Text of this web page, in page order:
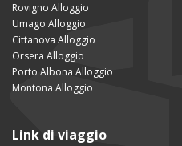
Rovigno Alloggio
Umago Alloggio
Cittanova Alloggio
Orsera Alloggio
Porto Albona Alloggio
Montona Alloggio
Link di viaggio